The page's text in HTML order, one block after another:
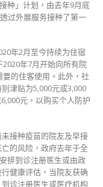
种」计划，由去年9月底
过外展服务接种了第一
年2月至今持续为住宿
年7月开始向所有院
的住客使用。此外，社
津贴为5,000元或3,000
元，以购买个人防护
接种疫苗的院友及早接
的风险，政府去年于全
排到诊注册医生或由政
健康评估，当院友获确
诊注册医生或医疗机构